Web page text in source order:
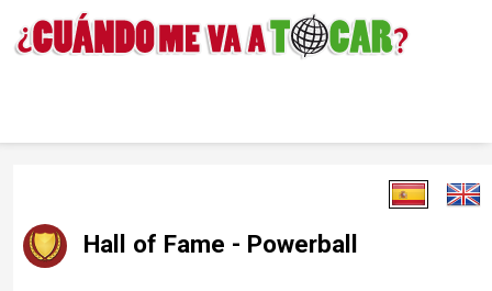
Hall of Fame - Powerball